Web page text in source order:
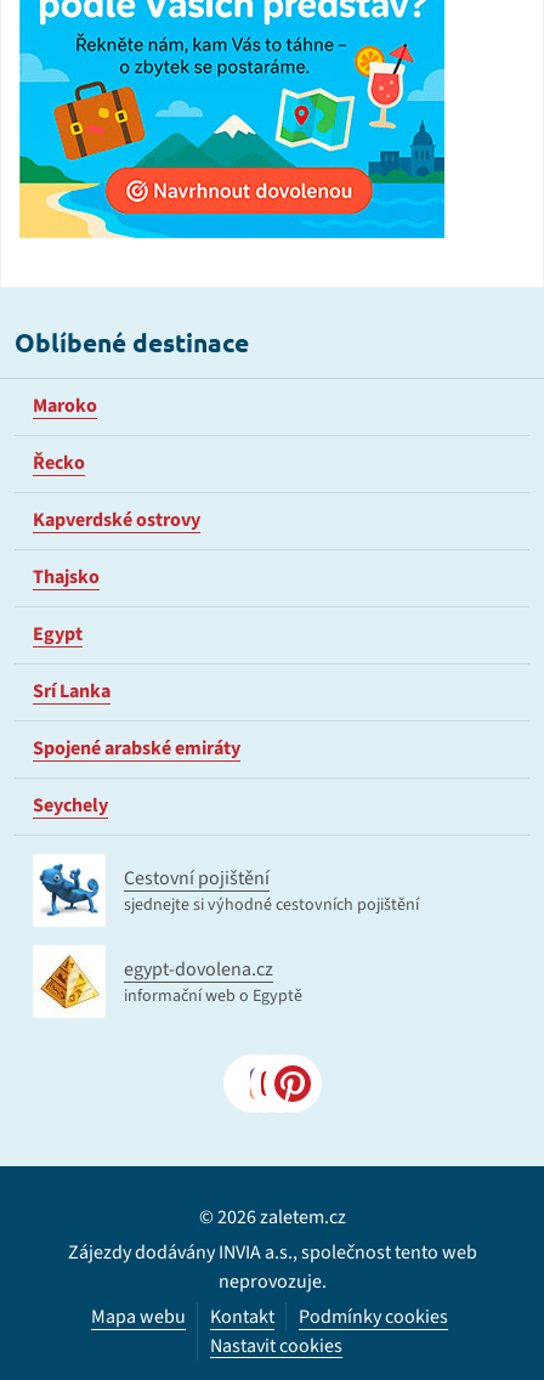
Oblíbené destinace
Maroko
Řecko
Kapverdské ostrovy
Thajsko
Egypt
Srí Lanka
Spojené arabské emiráty
Seychely
Cestovní pojištění
sjednejte si výhodné cestovních pojištění
egypt-dovolena.cz
informační web o Egyptě
© 2026 zaletem.cz
Zájezdy dodávány INVIA a.s., společnost tento web
neprovozuje.
Mapa webu
Kontakt
Podmínky cookies
Nastavit cookies